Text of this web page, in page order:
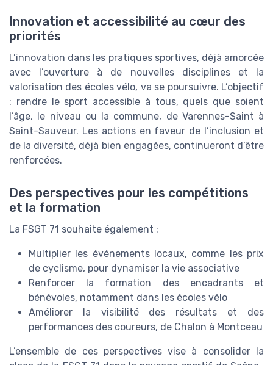
Innovation et accessibilité au cœur des
priorités
L’innovation dans les pratiques sportives, déjà amorcée
avec l’ouverture à de nouvelles disciplines et la
valorisation des écoles vélo, va se poursuivre. L’objectif
: rendre le sport accessible à tous, quels que soient
l’âge, le niveau ou la commune, de Varennes-Saint à
Saint-Sauveur. Les actions en faveur de l’inclusion et
de la diversité, déjà bien engagées, continueront d’être
renforcées.
Des perspectives pour les compétitions
et la formation
La FSGT 71 souhaite également :
Multiplier les événements locaux, comme les prix
de cyclisme, pour dynamiser la vie associative
Renforcer la formation des encadrants et
bénévoles, notamment dans les écoles vélo
Améliorer la visibilité des résultats et des
performances des coureurs, de Chalon à Montceau
L’ensemble de ces perspectives vise à consolider la